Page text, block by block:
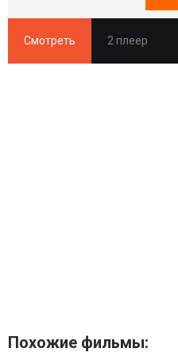
Смотреть 2 плеер
Похожие фильмы: